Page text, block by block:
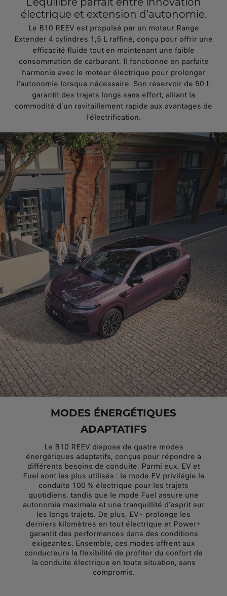
électrique et extension d’autonomie.
Le B10 REEV est propulsé par un moteur Range
Extender 4 cylindres 1,5 L raffiné, conçu pour offrir une
efficacité fluide tout en maintenant une faible
consommation de carburant. Il fonctionne en parfaite
harmonie avec le moteur électrique pour prolonger
l’autonomie lorsque nécessaire. Son réservoir de 50 L
garantit des trajets longs sans effort, alliant la
commodité d’un ravitaillement rapide aux avantages de
l’électrification.
MODES ÉNERGÉTIQUES
ADAPTATIFS
Le B10 REEV dispose de quatre modes
énergétiques adaptatifs, conçus pour répondre à
différents besoins de conduite. Parmi eux, EV et
Fuel sont les plus utilisés : le mode EV privilégie la
conduite 100 % électrique pour les trajets
quotidiens, tandis que le mode Fuel assure une
autonomie maximale et une tranquillité d’esprit sur
les longs trajets. De plus, EV+ prolonge les
derniers kilomètres en tout électrique et Power+
garantit des performances dans des conditions
exigeantes. Ensemble, ces modes offrent aux
conducteurs la flexibilité de profiter du confort de
la conduite électrique en toute situation, sans
compromis.